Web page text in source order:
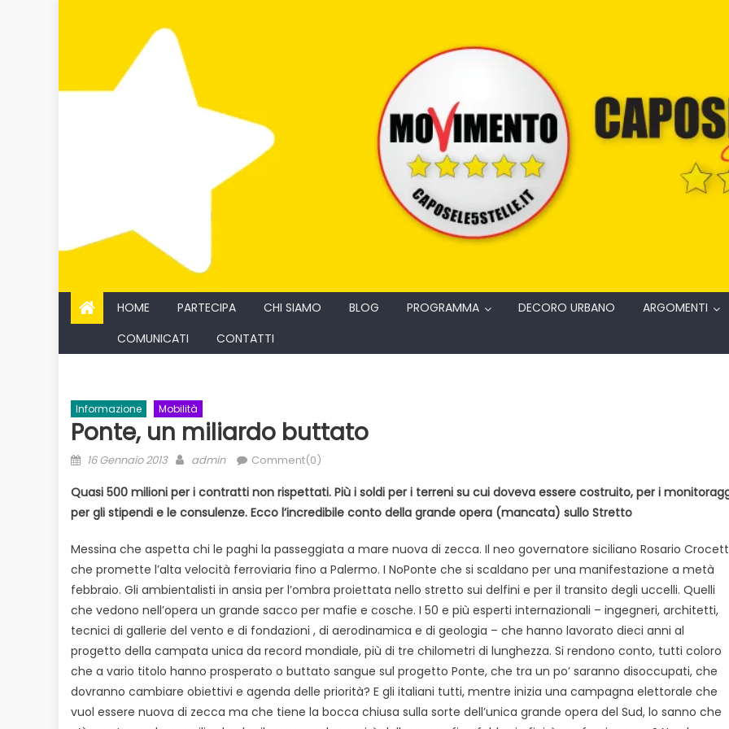
HOME PARTECIPA CHI SIAMO BLOG PROGRAMMA DECORO URBANO ARGOMENTI
COMUNICATI
CONTATTI
Informazione Mobilità
Ponte, un miliardo buttato
Posted
16 Gennaio 2013 Author
admin Comment(0)
Quasi 500 milioni per i contratti non rispettati. Più i soldi per i terreni su cui doveva essere costruito, per i
per gli stipendi e le consulenze. Ecco l’incredibile conto della grande opera (mancata) sullo Stretto
Messina che aspetta chi le paghi la passeggiata a mare nuova di zecca. Il neo governatore siciliano Rosario
che promette l’alta velocità ferroviaria fino a Palermo. I NoPonte che si scaldano per una manifestazione a metà
febbraio. Gli ambientalisti in ansia per l’ombra proiettata nello stretto sui delfini e per il transito degli uccelli. Quelli
che vedono nell’opera un grande sacco per mafie e cosche. I 50 e più esperti internazionali – ingegneri, architetti,
tecnici di gallerie del vento e di fondazioni , di aerodinamica e di geologia – che hanno lavorato dieci anni al
progetto della campata unica da record mondiale, più di tre chilometri di lunghezza. Si rendono conto, tutti coloro
che a vario titolo hanno prosperato o buttato sangue sul progetto Ponte, che tra un po’ saranno disoccupati, che
dovranno cambiare obiettivi e agenda delle priorità? E gli italiani tutti, mentre inizia una campagna elettorale che
vuol essere nuova di zecca ma che tiene la bocca chiusa sulla sorte dell’unica grande opera del Sud, lo sanno che
Informazione
Bilancio in consiglio con un occhio
alle urne
Ecologia Evidenza Informazione
Duro attacco al biologico italiano
dai Paesi del Nord. Il settore è a
rischio
Acque sempre agitate tra i
democratici di Caposele